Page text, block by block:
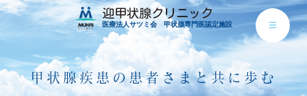
迎甲状腺クリニック
医療法人サツミ会 甲状腺専門医認定施設
甲状腺疾患の患者さまと共に歩む